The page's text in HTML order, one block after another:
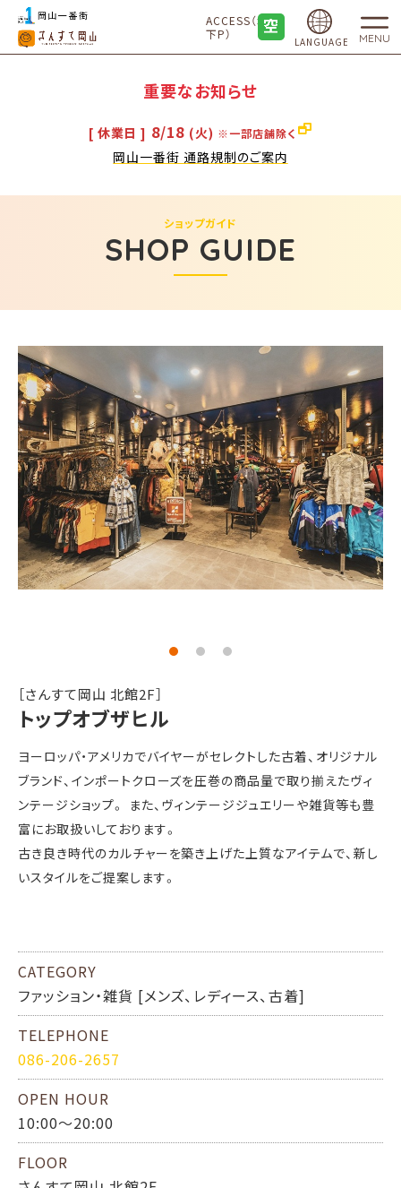
ACCESS（地
下P）
LANGUAGE MENU
重要なお知らせ
[ 休業日 ] 8/18 (火) ※一部店舗除く
岡山一番街 通路規制のご案内
SHOP GUIDE
ショップガイド
［さんすて岡山 北館2F］
トップオブザヒル
ヨーロッパ・アメリカでバイヤーがセレクトした古着、オリジナル
ブランド、インポートクローズを圧巻の商品量で取り揃えたヴィ
ンテージショップ。 また、ヴィンテージジュエリーや雑貨等も豊
富にお取扱いしております。
古き良き時代のカルチャーを築き上げた上質なアイテムで、新し
いスタイルをご提案します。
CATEGORY
ファッション・雑貨 [メンズ、レディース、古着]
TELEPHONE
086-206-2657
OPEN HOUR
10:00～20:00
FLOOR